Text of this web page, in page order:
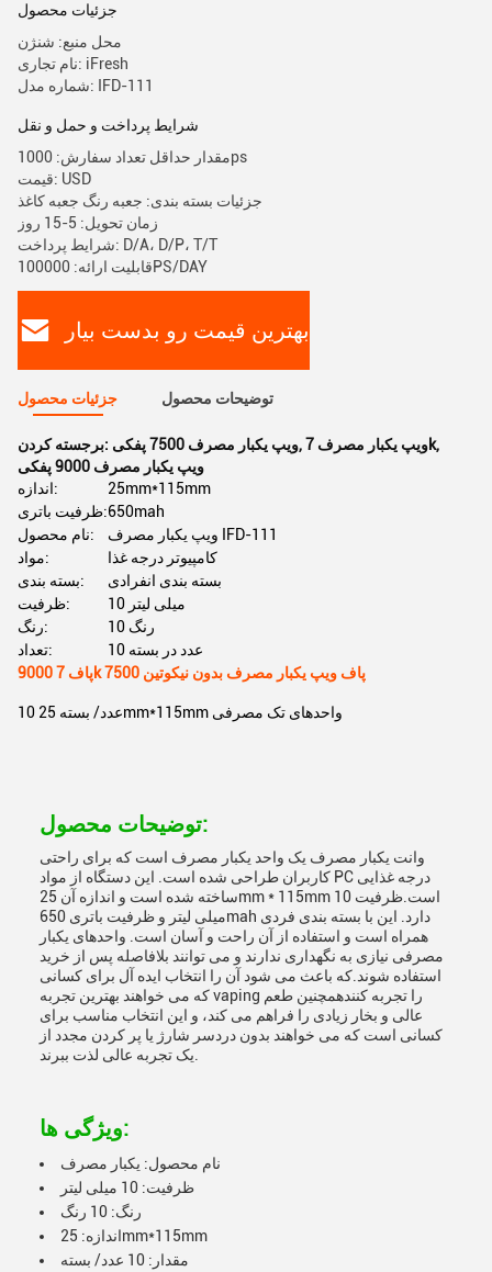
جزئیات محصول
محل منبع: شنژن
نام تجاری: iFresh
شماره مدل: IFD-111
شرایط پرداخت و حمل و نقل
مقدار حداقل تعداد سفارش: 1000ps
قیمت: USD
جزئیات بسته بندی: جعبه رنگ جعبه کاغذ
زمان تحویل: 5-15 روز
شرایط پرداخت: D/A، D/P، T/T
قابلیت ارائه: 100000PS/DAY
بهترین قیمت رو بدست بیار
جزئیات محصول توضیحات محصول
برجسته کردن: ویپ یکبار مصرف 7500 پفکی, ویپ یکبار مصرف 7k,
ویپ یکبار مصرف 9000 پفکی
اندازه:
25mm*115mm
ظرفیت باتری:650mah
نام محصول:
ویپ یکبار مصرف IFD-111
مواد:
کامپیوتر درجه غذا
بسته بندی:
بسته بندی انفرادی
ظرفیت:
10 میلی لیتر
رنگ:
10 رنگ
تعداد:
10 عدد در بسته
9000 پاف 7k 7500 پاف ویپ یکبار مصرف بدون نیکوتین
10 عدد/ بسته 25mm*115mm واحدهای تک مصرفی
توضیحات محصول:
وانت یکبار مصرف یک واحد یکبار مصرف است که برای راحتی
کاربران طراحی شده است. این دستگاه از مواد PC درجه غذایی
ساخته شده است و اندازه آن 25mm * 115mm است.ظرفیت 10
میلی لیتر و ظرفیت باتری 650mah دارد. این با بسته بندی فردی
همراه است و استفاده از آن راحت و آسان است. واحدهای یکبار
مصرفی نیازی به نگهداری ندارند و می توانند بلافاصله پس از خرید
استفاده شوند.که باعث می شود آن را انتخاب ایده آل برای کسانی
که می خواهند بهترین تجربه vaping را تجربه کنندهمچنین طعم
عالی و بخار زیادی را فراهم می کند، و این انتخاب مناسب برای
کسانی است که می خواهند بدون دردسر شارژ یا پر کردن مجدد از
ویژگی ها:
نام محصول: یکبار مصرف
ظرفیت: 10 میلی لیتر
رنگ: 10 رنگ
اندازه: 25mm*115mm
مقدار: 10 عدد/ بسته